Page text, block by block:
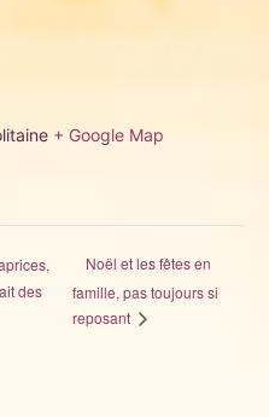
+ Google Map
des
Noël et les fêtes en
famille, pas toujours si
reposant